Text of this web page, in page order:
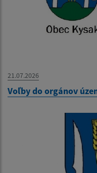
21.07.2026
Voľby do orgánov